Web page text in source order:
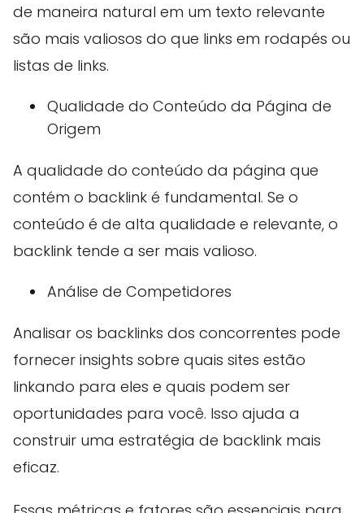
de maneira natural em um texto relevante
são mais valiosos do que links em rodapés ou
listas de links.
Qualidade do Conteúdo da Página de
Origem
A qualidade do conteúdo da página que
contém o backlink é fundamental. Se o
conteúdo é de alta qualidade e relevante, o
backlink tende a ser mais valioso.
Análise de Competidores
Analisar os backlinks dos concorrentes pode
fornecer insights sobre quais sites estão
linkando para eles e quais podem ser
oportunidades para você. Isso ajuda a
construir uma estratégia de backlink mais
eficaz.